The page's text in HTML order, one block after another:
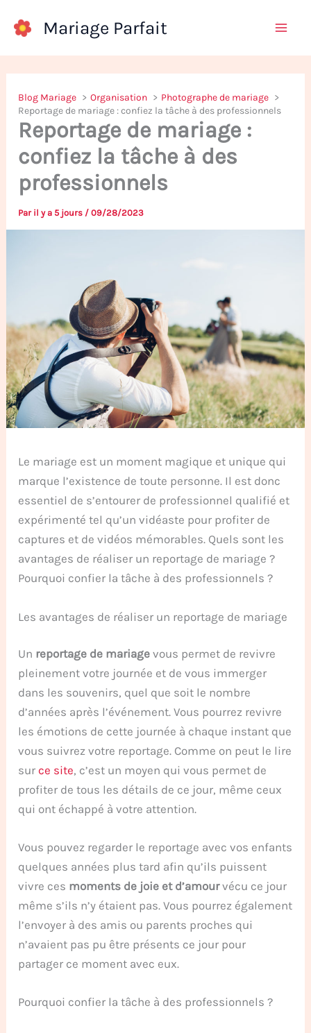
Mariage Parfait
Blog Mariage Organisation
Photographe de mariage
Reportage de mariage : confiez la tâche à des professionnels
Reportage de mariage :
confiez la tâche à des
professionnels
Par il y a 5 jours /09/28/2023
Le mariage est un moment magique et unique qui
marque l’existence de toute personne. Il est donc
essentiel de s’entourer de professionnel qualifié et
expérimenté tel qu’un vidéaste pour profiter de
captures et de vidéos mémorables. Quels sont les
avantages de réaliser un reportage de mariage ?
Pourquoi confier la tâche à des professionnels ?
Les avantages de réaliser un reportage de mariage
Un reportage de mariage vous permet de revivre
pleinement votre journée et de vous immerger
dans les souvenirs, quel que soit le nombre
d’années après l’événement. Vous pourrez revivre
les émotions de cette journée à chaque instant que
vous suivrez votre reportage. Comme on peut le lire
sur ce site, c’est un moyen qui vous permet de
profiter de tous les détails de ce jour, même ceux
qui ont échappé à votre attention.
Vous pouvez regarder le reportage avec vos enfants
quelques années plus tard afin qu’ils puissent
vivre ces moments de joie et d’amourvécu ce jour
même s’ils n’y étaient pas. Vous pourrez également
l’envoyer à des amis ou parents proches qui
n’avaient pas pu être présents ce jour pour
partager ce moment avec eux.
Pourquoi confier la tâche à des professionnels ?